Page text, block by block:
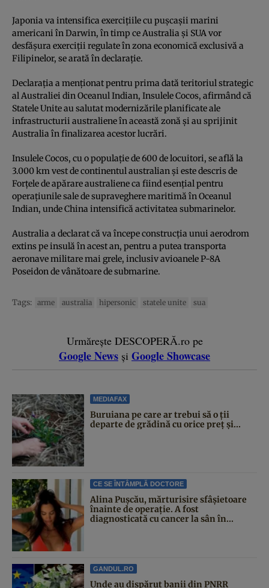
Japonia va intensifica exercițiile cu pușcașii marini
americani în Darwin, în timp ce Australia și SUA vor
desfășura exerciții regulate în zona economică exclusivă a
Filipinelor, se arată în declarație.
Declarația a menționat pentru prima dată teritoriul strategic
al Australiei din Oceanul Indian, Insulele Cocos, afirmând că
Statele Unite au salutat modernizările planificate ale
infrastructurii australiene în această zonă și au sprijinit
Australia în finalizarea acestor lucrări.
Insulele Cocos, cu o populație de 600 de locuitori, se află la
3.000 km vest de continentul australian și este descris de
Forțele de apărare australiene ca fiind esențial pentru
operațiunile sale de supraveghere maritimă în Oceanul
Indian, unde China intensifică activitatea submarinelor.
Australia a declarat că va începe construcția unui aerodrom
extins pe insulă în acest an, pentru a putea transporta
aeronave militare mai grele, inclusiv avioanele P-8A
Poseidon de vânătoare de submarine.
Tags: arme australia hipersonic statele unite sua
Urmărește DESCOPERĂ.ro pe
Google News și Google Showcase
MEDIAFAX
Buruiana pe care ar trebui să o ții
departe de grădină cu orice preț și...
CE SE ÎNTÂMPLĂ DOCTORE
Alina Pușcău, mărturisire sfâșietoare
înainte de operație. A fost
diagnosticată cu cancer la sân în...
GANDUL.RO
Unde au dispărut banii din PNRR